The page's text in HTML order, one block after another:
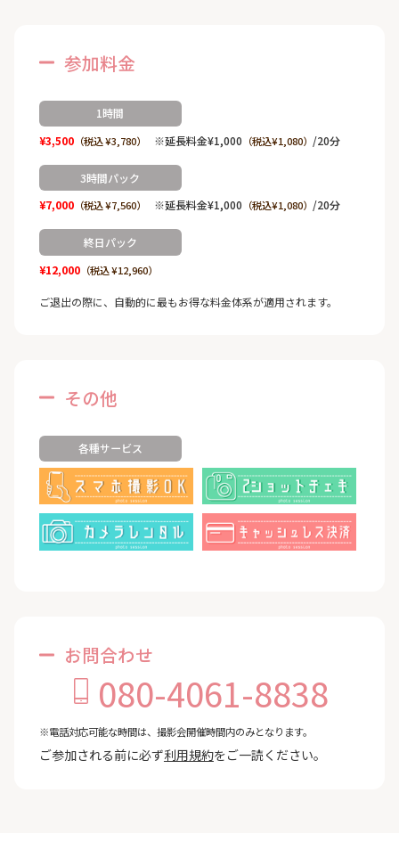
参加料金
1時間
¥3,500（税込 ¥3,780） ※延長料金¥1,000 （税込¥1,080） /20分
3時間パック
¥7,000（税込 ¥7,560） ※延長料金¥1,000 （税込¥1,080） /20分
終日パック
¥12,000（税込 ¥12,960）
ご退出の際に、自動的に最もお得な料金体系が適用されます。
その他
各種サービス
お問合わせ
080-4061-8838
※電話対応可能な時間は、撮影会開催時間内のみとなります。
ご参加される前に必ず利用規約をご一読ください。